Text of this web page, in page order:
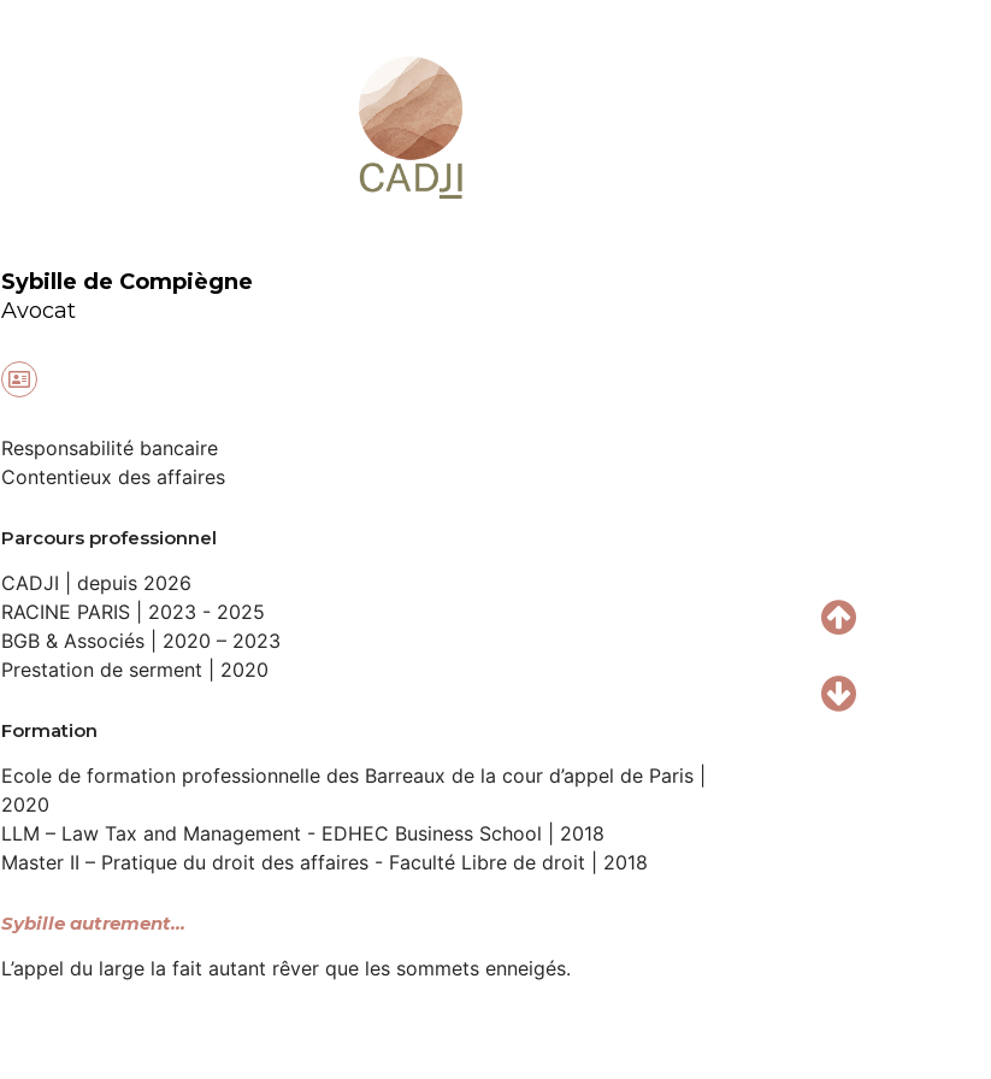
Sybille de Compiègne
Avocat
Responsabilité bancaire
Contentieux des affaires
Parcours professionnel
CADJI | depuis 2026
RACINE PARIS | 2023 - 2025
BGB & Associés | 2020 – 2023
Prestation de serment | 2020
Formation
Ecole de formation professionnelle des Barreaux de la cour d’appel de Paris |
2020
LLM – Law Tax and Management - EDHEC Business School | 2018
Master II – Pratique du droit des affaires - Faculté Libre de droit | 2018
Sybille autrement...
L’appel du large la fait autant rêver que les sommets enneigés.